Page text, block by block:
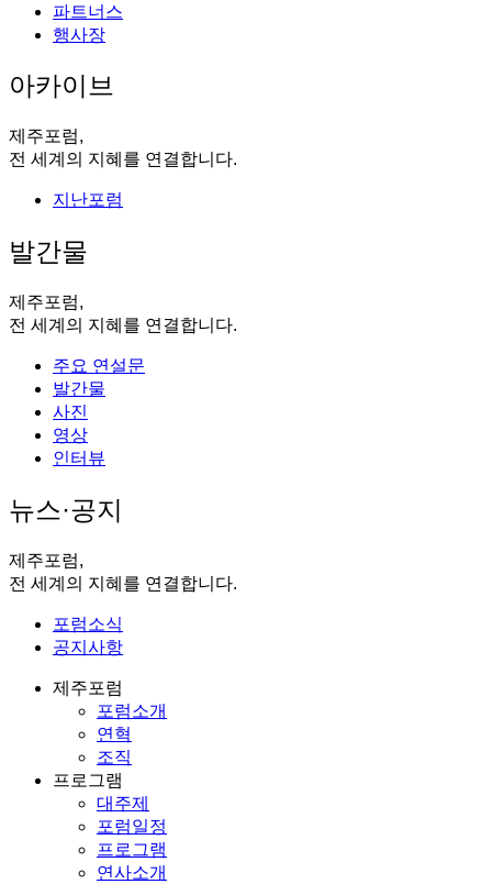
파트너스
행사장
아카이브
제주포럼,
전 세계의 지혜를 연결합니다.
지난포럼
발간물
제주포럼,
전 세계의 지혜를 연결합니다.
주요 연설문
발간물
사진
영상
인터뷰
뉴스·공지
제주포럼,
전 세계의 지혜를 연결합니다.
포럼소식
공지사항
제주포럼
포럼소개
연혁
조직
프로그램
대주제
포럼일정
프로그램
연사소개